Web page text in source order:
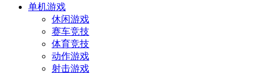
单机游戏
休闲游戏
赛车竞技
体育竞技
动作游戏
射击游戏